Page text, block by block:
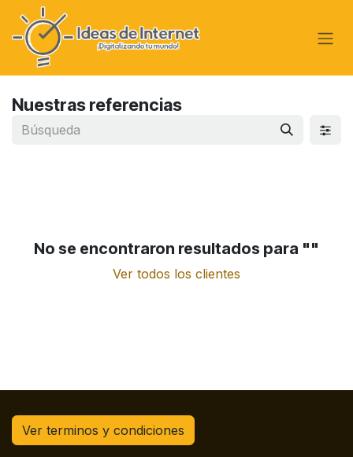
Ir al contenido
Nuestras referencias
No se encontraron resultados para ""
Ver todos los clientes
Ver terminos y condiciones